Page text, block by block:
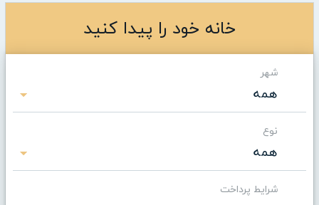
خانه خود را پیدا کنید
شهر
همه
نوع
همه
شرایط پرداخت